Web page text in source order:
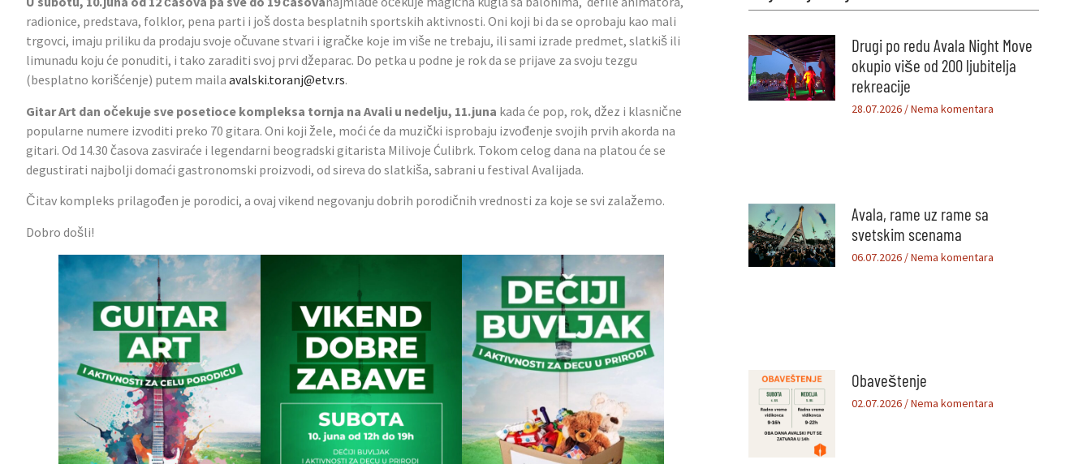
radionice, predstava, folklor, pena parti i još dosta besplatnih sportskih aktivnosti. Oni koji bi da se oprobaju kao mali
trgovci, imaju priliku da prodaju svoje očuvane stvari i igračke koje im više ne trebaju, ili sami izrade predmet, slatkiš ili
limunadu koju će ponuditi, i tako zaraditi svoj prvi džeparac. Do petka u podne je rok da se prijave za svoju tezgu
(besplatno korišćenje) putem maila avalski.toranj@etv.rs.
Gitar Art dan očekuje sve posetioce kompleksa tornja na Avali u nedelju, 11.juna kada će pop, rok, džez i klasnične
popularne numere izvoditi preko 70 gitara. Oni koji žele, moći će da muzički isprobaju izvođenje svojih prvih akorda na
gitari. Od 14.30 časova zasviraće i legendarni beogradski gitarista Milivoje Ćulibrk. Tokom celog dana na platou će se
degustirati najbolji domaći gastronomski proizvodi, od sireva do slatkiša, sabrani u festival Avalijada.
Čitav kompleks prilagođen je porodici, a ovaj vikend negovanju dobrih porodičnih vrednosti za koje se svi zalažemo.
Dobro došli!
Drugi po redu Avala Night Move
okupio više od 200 ljubitelja
rekreacije
28.07.2026 Nema komentara
Avala, rame uz rame sa
svetskim scenama
06.07.2026 Nema komentara
Obaveštenje
02.07.2026 Nema komentara